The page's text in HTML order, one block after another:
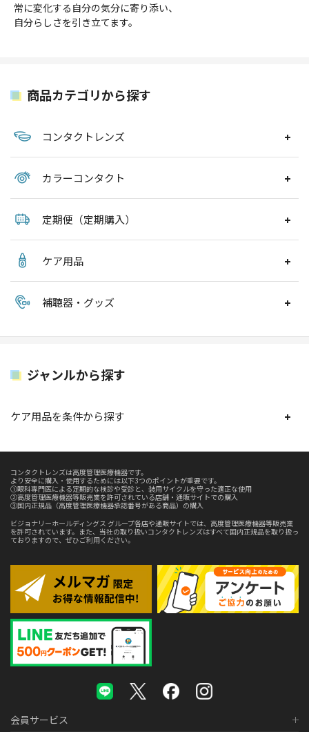
常に変化する自分の気分に寄り添い、
自分らしさを引き立てます。
商品カテゴリから探す
コンタクトレンズ
カラーコンタクト
定期便（定期購入）
ケア用品
補聴器・グッズ
ジャンルから探す
ケア用品を条件から探す
コンタクトレンズは高度管理医療機器です。
より安全に購入・使用するためには以下3つのポイントが重要です。
①眼科専門医による定期的な検診や受診と、装用サイクルを守った適正な使用
②高度管理医療機器等販売業を許可されている店舗・通販サイトでの購入
③国内正規品（高度管理医療機器承認番号がある商品）の購入
ビジョナリーホールディングス グループ各店や通販サイトでは、高度管理医療機器等販売業
を許可されています。また、当社の取り扱いコンタクトレンズはすべて国内正規品を取り扱っ
ておりますので、ぜひご利用ください。
会員サービス